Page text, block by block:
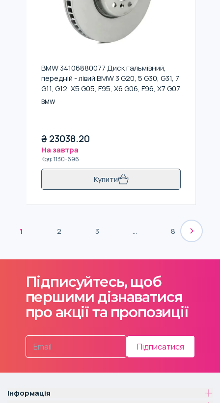
BMW 34106880077 Диск гальмiвний,
передній - лівий BMW 3 G20, 5 G30, G31, 7
G11, G12, X5 G05, F95, X6 G06, F96, X7 G07
BMW
₴ 23038.20
На завтра
Код:1130-696
Купити
1 2 3 ... 8
Підписуйтесь, щоб
першими дізнаватися
про акції та пропозиції
Підписатися
Інформація